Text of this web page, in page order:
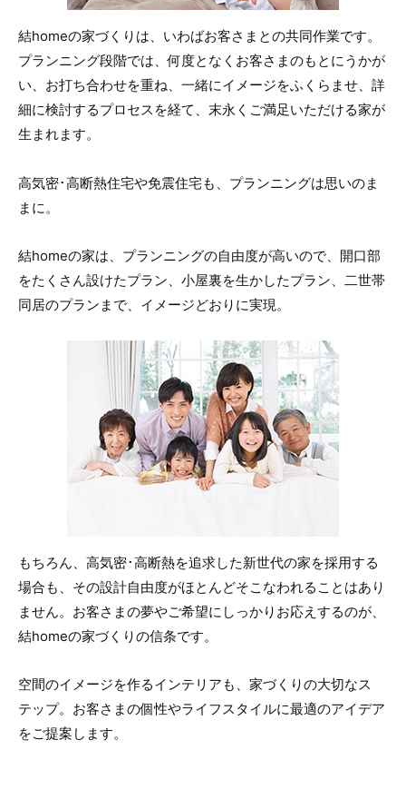
結homeの家づくりは、いわばお客さまとの共同作業です。
プランニング段階では、何度となくお客さまのもとにうかが
い、お打ち合わせを重ね、一緒にイメージをふくらませ、詳
細に検討するプロセスを経て、末永くご満足いただける家が
生まれます。
高気密･高断熱住宅や免震住宅も、プランニングは思いのま
まに。
結homeの家は、プランニングの自由度が高いので、開口部
をたくさん設けたプラン、小屋裏を生かしたプラン、二世帯
同居のプランまで、イメージどおりに実現。
もちろん、高気密･高断熱を追求した新世代の家を採用する
場合も、その設計自由度がほとんどそこなわれることはあり
ません。お客さまの夢やご希望にしっかりお応えするのが、
結homeの家づくりの信条です。
空間のイメージを作るインテリアも、家づくりの大切なス
テップ。お客さまの個性やライフスタイルに最適のアイデア
をご提案します。